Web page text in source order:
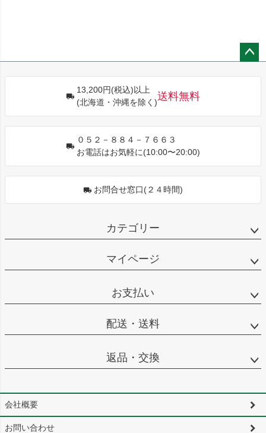
13,200円(税込)以上
(北海道・沖縄を除く)
送料無料
０５２－８８４－７６６３
お電話はお気軽に(10:00〜20:00)
お問合せ窓口(２４時間)
カテゴリー
マイページ
お支払い
配送・送料
返品・交換
会社概要
お問い合わせ